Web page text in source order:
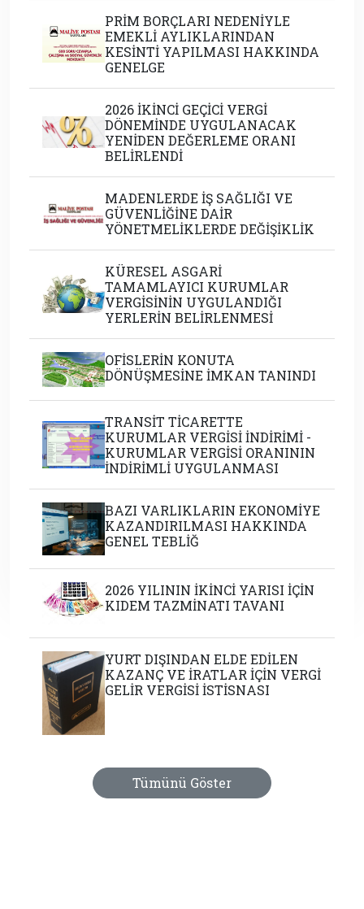
PRİM BORÇLARI NEDENİYLE
EMEKLİ AYLIKLARINDAN
KESİNTİ YAPILMASI HAKKINDA
GENELGE
2026 İKİNCİ GEÇİCİ VERGİ
DÖNEMİNDE UYGULANACAK
YENİDEN DEĞERLEME ORANI
BELİRLENDİ
MADENLERDE İŞ SAĞLIĞI VE
GÜVENLİĞİNE DAİR
YÖNETMELİKLERDE DEĞİŞİKLİK
KÜRESEL ASGARİ
TAMAMLAYICI KURUMLAR
VERGİSİNİN UYGULANDIĞI
YERLERİN BELİRLENMESİ
OFİSLERİN KONUTA
DÖNÜŞMESİNE İMKAN TANINDI
TRANSİT TİCARETTE
KURUMLAR VERGİSİ İNDİRİMİ -
KURUMLAR VERGİSİ ORANININ
İNDİRİMLİ UYGULANMASI
BAZI VARLIKLARIN EKONOMİYE
KAZANDIRILMASI HAKKINDA
GENEL TEBLİĞ
2026 YILININ İKİNCİ YARISI İÇİN
KIDEM TAZMİNATI TAVANI
YURT DIŞINDAN ELDE EDİLEN
KAZANÇ VE İRATLAR İÇİN VERGİ
GELİR VERGİSİ İSTİSNASI
Tümünü Göster